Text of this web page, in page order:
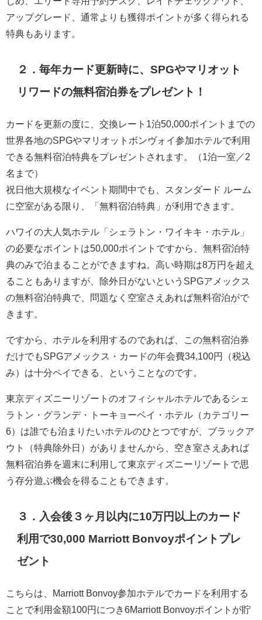
アップグレード、通常よりも獲得ポイントが多く得られる
特典もあります。
２．毎年カード更新時に、SPGやマリオット
リワードの無料宿泊券をプレゼント！
カードを更新の度に、交換レート1泊50,000ポイントまでの
世界各地のSPGやマリオットボンヴォイ参加ホテルで利用
できる無料宿泊特典をプレゼントされます。（1泊一室／2
名まで）
祝日他大規模なイベント期間中でも、スタンダード ルーム
に空室がある限り、「無料宿泊特典」が利用できます。
ハワイの大人気ホテル「シェラトン・ワイキキ・ホテル」
の必要なポイントは50,000ポイントですから、無料宿泊特
典のみで泊まることができますね。高い時期は8万円を超え
ることもありますが、除外日がないというSPGアメックス
の無料宿泊特典で、問題なく空室さえあれば無料宿泊がで
きます。
ですから、ホテルを利用するのであれば、この無料宿泊券
だけでもSPGアメックス・カードの年会費34,100円（税込
み）は十分ペイできる、ということなのです。
東京ディズニーリゾートのオフィシャルホテルであるシェ
ラトン・グランデ・トーキョーベイ・ホテル（カテゴリー
6）は誰でも泊まりたいホテルのひとつですが、ブラックア
ウト（特典除外日）がありませんから、空き室さえあれば
無料宿泊券を週末に利用して東京ディズニーリゾートで思
う存分遊ぶ機会を得ることもできます。
３．入会後３ヶ月以内に10万円以上のカード
利用で30,000 Marriott Bonvoyポイントプレ
ゼント
こちらは、Marriott Bonvoy参加ホテルでカードを利用する
ことで利用金額100円につき6Marriott Bonvoyポイントが貯